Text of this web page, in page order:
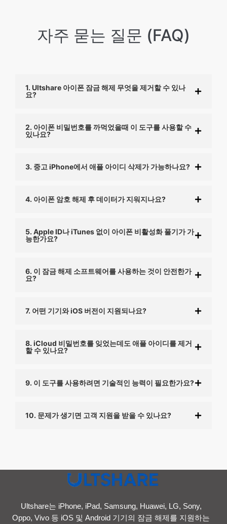
자주 묻는 질문 (FAQ)
1. Ultshare 아이폰 잠금 해제 무엇을 제거할 수 있나
요?
2. 아이폰 비밀번호를 까먹었을때 이 도구를 사용할 수
있나요?
3. 중고 iPhone에서 애플 아이디 삭제가 가능하나요?
4. 아이폰 암호 해제 후 데이터가 지워지나요?
5. Apple ID나 iTunes 없이 아이폰 비활성화 풀기가 가
능한가요?
6. 이 잠금 해제 소프트웨어를 사용하는 것이 안전한가
요?
7. 어떤 기기와 iOS 버전이 지원되나요?
8. iCloud 비밀번호를 잊었는데도 애플 아이디를 제거
할 수 있나요?
9. 이 도구를 사용하려면 기술적인 능력이 필요한가요?
10. 문제가 생기면 고객 지원을 받을 수 있나요?
Ultshare는 iPhone, iPad, Samsung, Huawei, LG, Sony,
Oppo, Vivo 등 iOS 및 Android 기기의 잠금 해제를 지원하는